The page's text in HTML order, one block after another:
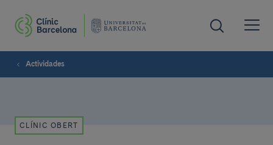
Actividades
CLÍNIC OBERT